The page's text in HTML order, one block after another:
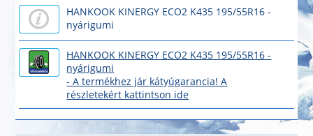
HANKOOK KINERGY ECO2 K435 195/55R16 -
nyárigumi
HANKOOK KINERGY ECO2 K435 195/55R16 -
nyárigumi
- A termékhez jár kátyúgarancia! A
részletekért kattintson ide